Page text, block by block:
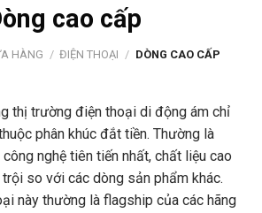
cao cấp
HÀNG / ĐIỆN THOẠI / DÒNG CAO CẤP
thị trường điện thoại di động ám chỉ
phân khúc đắt tiền. Thường là
nghệ tiên tiến nhất, chất liệu cao
so với các dòng sản phẩm khác.
này thường là flagship của các hãng